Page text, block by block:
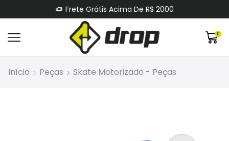
Frete Grátis Acima De R$ 2000
0
Início Peças Skate Motorizado - Peças